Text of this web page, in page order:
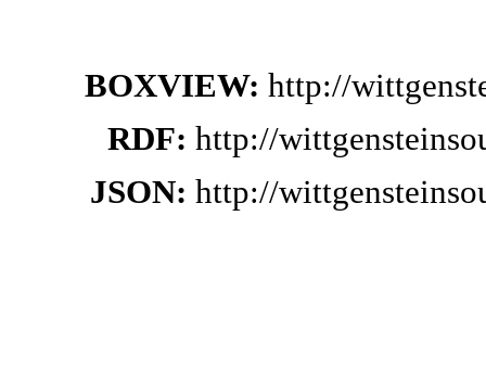
BOXVIEW: http://
RDF: http://
JSON: http://